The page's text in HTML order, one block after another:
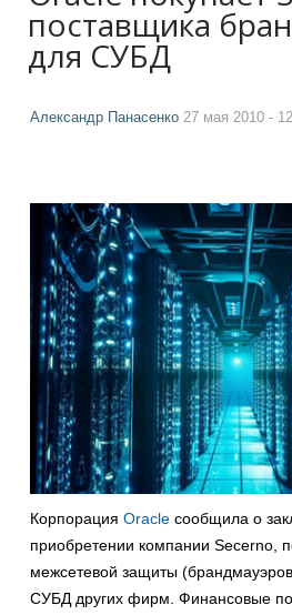
поставщика
для СУБД
Александр Панасенко 27 мая 2010 -
Корпорация Oracle сообщила о
приобретении компании Secerno,
межсетевой защиты
СУБД других фирм. Финансовые